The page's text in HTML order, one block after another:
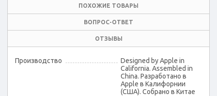
ПОХОЖИЕ ТОВАРЫ
ВОПРОС-ОТВЕТ
ОТЗЫВЫ
Производство
Designed by Apple in
California. Assembled in
China. Разработано в
Apple в Калифорнии
(США). Собрано в Китае